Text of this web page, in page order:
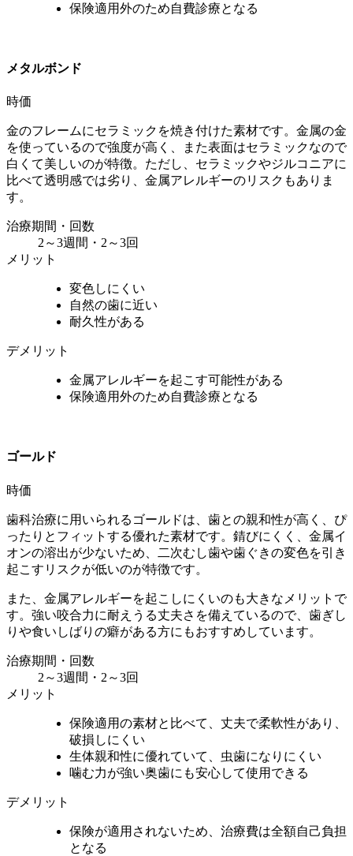
保険適用外のため自費診療となる
メタルボンド
時価
金のフレームにセラミックを焼き付けた素材です。金属の金
を使っているので強度が高く、また表面はセラミックなので
白くて美しいのが特徴。ただし、セラミックやジルコニアに
比べて透明感では劣り、金属アレルギーのリスクもありま
す。
治療期間・回数
2～3週間・2～3回
メリット
変色しにくい
自然の歯に近い
耐久性がある
デメリット
金属アレルギーを起こす可能性がある
保険適用外のため自費診療となる
ゴールド
時価
歯科治療に用いられるゴールドは、歯との親和性が高く、ぴ
ったりとフィットする優れた素材です。錆びにくく、金属イ
オンの溶出が少ないため、二次むし歯や歯ぐきの変色を引き
起こすリスクが低いのが特徴です。
また、金属アレルギーを起こしにくいのも大きなメリットで
す。強い咬合力に耐えうる丈夫さを備えているので、歯ぎし
りや食いしばりの癖がある方にもおすすめしています。
治療期間・回数
2～3週間・2～3回
メリット
保険適用の素材と比べて、丈夫で柔軟性があり、
破損しにくい
生体親和性に優れていて、虫歯になりにくい
噛む力が強い奥歯にも安心して使用できる
デメリット
保険が適用されないため、治療費は全額自己負担
となる